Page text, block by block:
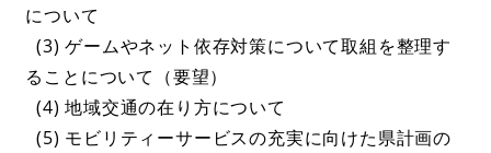
について
(3) ゲームやネット依存対策について取組を整理す
ることについて（要望）
(4) 地域交通の在り方について
(5) モビリティーサービスの充実に向けた県計画の